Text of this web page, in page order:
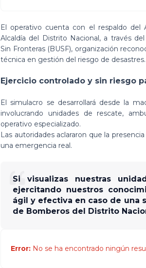
El operativo cuenta con el respaldo del
Alcaldía del Distrito Nacional, a través
Sin Fronteras (BUSF), organización
técnica en gestión del riesgo de desastres.
Ejercicio controlado y sin riesgo
El simulacro se desarrollará desde la
involucrando unidades de rescate,
operativo especializado.
Las autoridades aclararon que la
una emergencia real.
Si visualizas nuestras
ejercitando nuestros
ágil y efectiva en caso de una
de Bomberos del Distrito
Error: No se ha encontrado ningún